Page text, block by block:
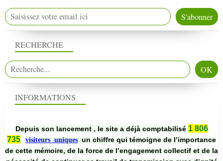
RECHERCHE
INFORMATIONS
Depuis son lancement , le site a déjà comptabilisé 1 806
735
visiteurs uniques un chiffre qui témoigne de l’importance
de cette mémoire, de la force de l’engagement collectif et de la